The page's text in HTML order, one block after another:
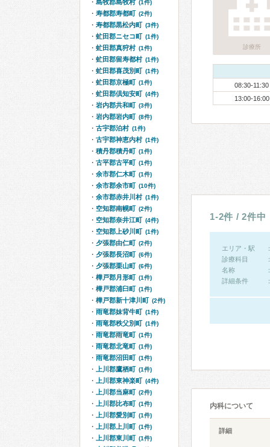
診療所
08:30-11:30
13:00-16:00
1-2件 / 2件中
エリア・駅
診療科目
名称
詳細条件
内科について
詳細
島牧郡島牧村 (1件)
寿都郡寿都町 (2件)
寿都郡黒松内町 (3件)
虻田郡ニセコ町 (1件)
虻田郡真狩村 (1件)
虻田郡留寿都村 (1件)
虻田郡喜茂別町 (1件)
虻田郡京極町 (1件)
虻田郡倶知安町 (4件)
岩内郡共和町 (3件)
岩内郡岩内町 (8件)
古宇郡泊村 (1件)
古宇郡神恵内村 (1件)
積丹郡積丹町 (1件)
古平郡古平町 (1件)
余市郡仁木町 (1件)
余市郡余市町 (10件)
余市郡赤井川村 (1件)
空知郡南幌町 (2件)
空知郡奈井江町 (4件)
空知郡上砂川町 (1件)
夕張郡由仁町 (2件)
夕張郡長沼町 (6件)
夕張郡栗山町 (6件)
樺戸郡月形町 (1件)
樺戸郡浦臼町 (1件)
樺戸郡新十津川町 (2件)
雨竜郡妹背牛町 (1件)
雨竜郡秩父別町 (1件)
雨竜郡雨竜町 (1件)
雨竜郡北竜町 (1件)
雨竜郡沼田町 (1件)
上川郡鷹栖町 (1件)
上川郡東神楽町 (4件)
上川郡当麻町 (2件)
上川郡比布町 (1件)
上川郡愛別町 (1件)
上川郡上川町 (1件)
上川郡東川町 (1件)